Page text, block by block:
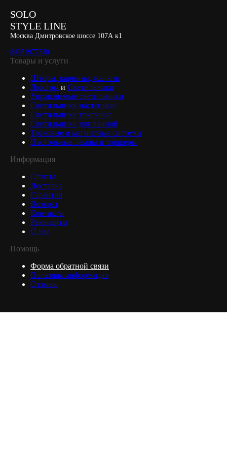
SOLO
STYLE LINE
Москва Дмитровское шоссе 107А к1
84951977330
Товары и услуги
Шторы, карнизы, жалюзи
Люстры и Светильники
Управляемые светильники
Светильники настенные
Светильники точечные
Светильники для ванной
Трековые и магнитные системы
Настольные лампы и торшеры
Информация
Оплата
Доставка
Гарантия
Возврат
Контакты
Реквизиты
О нас
Помощь
Форма обратной связи
Полезная информация
Отзывы